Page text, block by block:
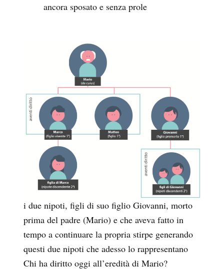
ancora sposato e senza prole
i due nipoti, figli di suo figlio Giovanni, morto
prima del padre (Mario) e che aveva fatto in
tempo a continuare la propria stirpe generando
questi due nipoti che adesso lo rappresentano
Chi ha diritto oggi all’eredità di Mario?